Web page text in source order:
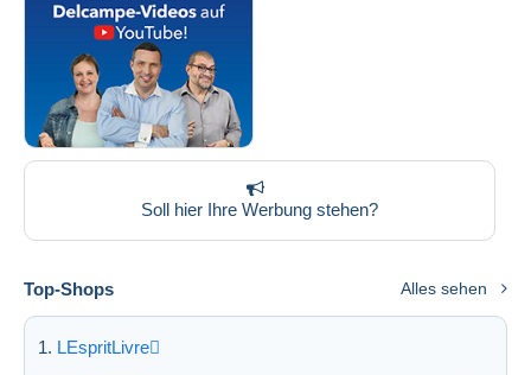
Soll hier Ihre Werbung stehen?
Top-Shops Alles sehen
LEspritLivre